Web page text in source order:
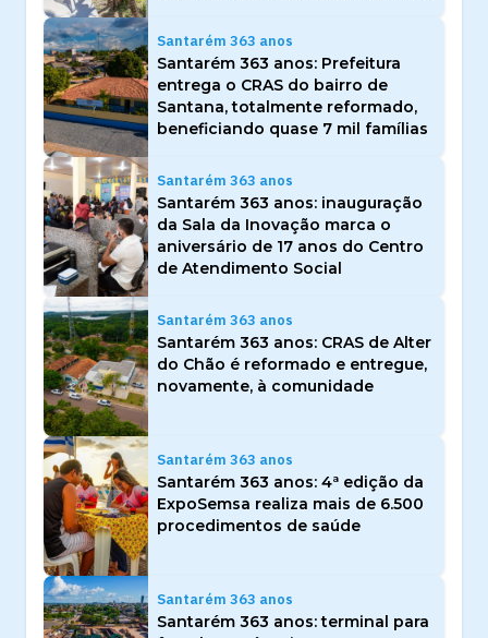
Santarém 363 anos
Santarém 363 anos: Prefeitura
entrega o CRAS do bairro de
Santana, totalmente reformado,
beneficiando quase 7 mil famílias
Santarém 363 anos
Santarém 363 anos: inauguração
da Sala da Inovação marca o
aniversário de 17 anos do Centro
de Atendimento Social
Santarém 363 anos
Santarém 363 anos: CRAS de Alter
do Chão é reformado e entregue,
novamente, à comunidade
Santarém 363 anos
Santarém 363 anos: 4ª edição da
ExpoSemsa realiza mais de 6.500
procedimentos de saúde
Santarém 363 anos
Santarém 363 anos: terminal para